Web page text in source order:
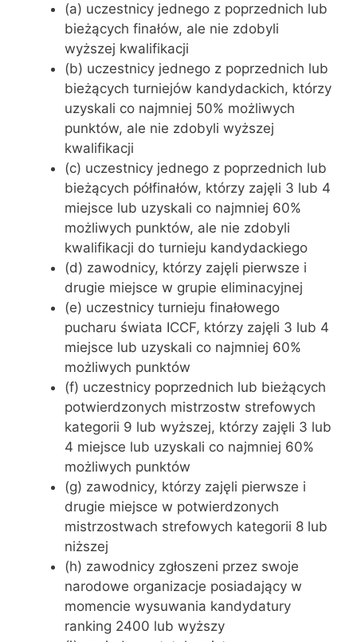
(a) uczestnicy jednego z poprzednich lub
bieżących finałów, ale nie zdobyli
wyższej kwalifikacji
(b) uczestnicy jednego z poprzednich lub
bieżących turniejów kandydackich, którzy
uzyskali co najmniej 50% możliwych
punktów, ale nie zdobyli wyższej
kwalifikacji
(c) uczestnicy jednego z poprzednich lub
bieżących półfinałów, którzy zajęli 3 lub 4
miejsce lub uzyskali co najmniej 60%
możliwych punktów, ale nie zdobyli
kwalifikacji do turnieju kandydackiego
(d) zawodnicy, którzy zajęli pierwsze i
drugie miejsce w grupie eliminacyjnej
(e) uczestnicy turnieju finałowego
pucharu świata ICCF, którzy zajęli 3 lub 4
miejsce lub uzyskali co najmniej 60%
możliwych punktów
(f) uczestnicy poprzednich lub bieżących
potwierdzonych mistrzostw strefowych
kategorii 9 lub wyższej, którzy zajęli 3 lub
4 miejsce lub uzyskali co najmniej 60%
możliwych punktów
(g) zawodnicy, którzy zajęli pierwsze i
drugie miejsce w potwierdzonych
mistrzostwach strefowych kategorii 8 lub
niższej
(h) zawodnicy zgłoszeni przez swoje
narodowe organizacje posiadający w
momencie wysuwania kandydatury
ranking 2400 lub wyższy